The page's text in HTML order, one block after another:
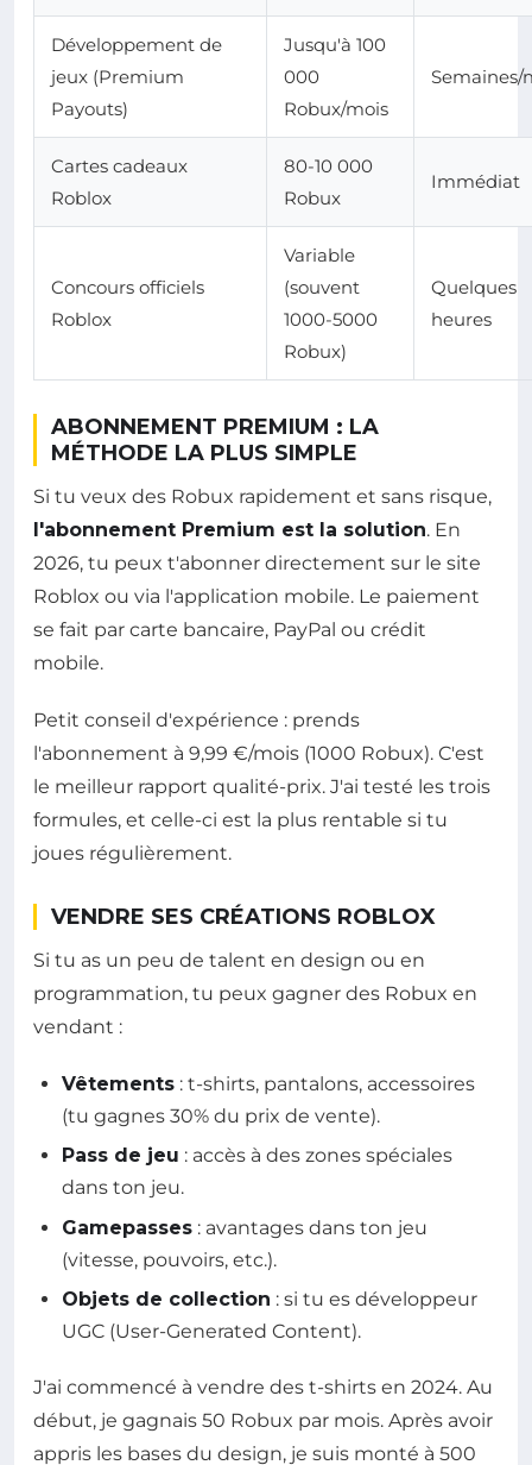
Développement de
jeux (Premium
Payouts)
Jusqu'à 100
000
Robux/mois
Semaines/
Cartes cadeaux
Roblox
80-10 000
Robux
Immédiat
Concours officiels
Roblox
Variable
(souvent
1000-5000
Robux)
Quelques
heures
ABONNEMENT PREMIUM : LA
MÉTHODE LA PLUS SIMPLE
Si tu veux des Robux rapidement et sans risque,
l'abonnement Premium est la solution. En
2026, tu peux t'abonner directement sur le site
Roblox ou via l'application mobile. Le paiement
se fait par carte bancaire, PayPal ou crédit
mobile.
Petit conseil d'expérience : prends
l'abonnement à 9,99 €/mois (1000 Robux). C'est
le meilleur rapport qualité-prix. J'ai testé les trois
formules, et celle-ci est la plus rentable si tu
joues régulièrement.
VENDRE SES CRÉATIONS ROBLOX
Si tu as un peu de talent en design ou en
programmation, tu peux gagner des Robux en
vendant :
Vêtements : t-shirts, pantalons, accessoires
(tu gagnes 30% du prix de vente).
Pass de jeu : accès à des zones spéciales
dans ton jeu.
Gamepasses : avantages dans ton jeu
(vitesse, pouvoirs, etc.).
Objets de collection : si tu es développeur
UGC (User-Generated Content).
J'ai commencé à vendre des t-shirts en 2024. Au
début, je gagnais 50 Robux par mois. Après avoir
appris les bases du design, je suis monté à 500